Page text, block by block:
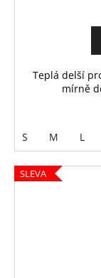
Teplá delší
mírně
S M L
SLEVA